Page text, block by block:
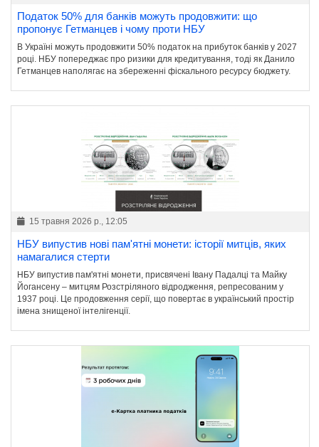
Податок 50% для банків можуть продовжити: що
пропонує Гетманцев і чому проти НБУ
В Україні можуть продовжити 50% податок на прибуток банків у 2027
році. НБУ попереджає про ризики для кредитування, тоді як Данило
Гетманцев наполягає на збереженні фіскального ресурсу бюджету.
15 травня 2026 р., 12:05
НБУ випустив нові пам'ятні монети: історії митців, яких
намагалися стерти
НБУ випустив пам'ятні монети, присвячені Івану Падалці та Майку
Йогансену – митцям Розстріляного відродження, репресованим у
1937 році. Це продовження серії, що повертає в український простір
імена знищеної інтелігенції.